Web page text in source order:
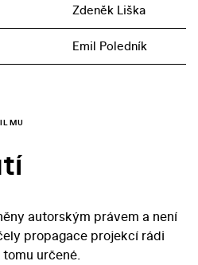
Zdeněk Liška
Emil Poledník
autorským právem a není
propagace projekcí rádi
určené.